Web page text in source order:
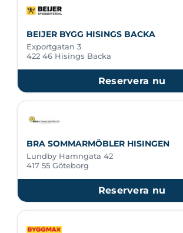
BEIJER BYGG HISINGS BACKA
Exportgatan 3
422 46 Hisings Backa
Reservera nu
BRA SOMMARMÖBLER HISINGEN
Lundby Hamngata 42
417 55 Göteborg
Reservera nu